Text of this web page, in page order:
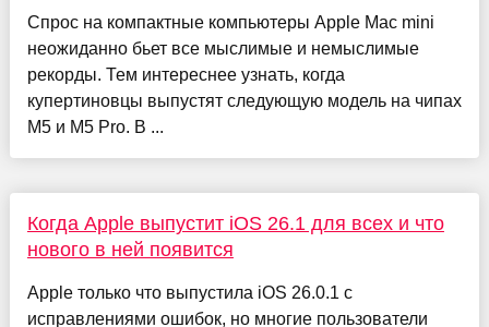
Спрос на компактные компьютеры Apple Mac mini
неожиданно бьет все мыслимые и немыслимые
рекорды. Тем интереснее узнать, когда
купертиновцы выпустят следующую модель на чипах
M5 и M5 Pro. В ...
Когда Apple выпустит iOS 26.1 для всех и что
нового в ней появится
Apple только что выпустила iOS 26.0.1 с
исправлениями ошибок, но многие пользователи